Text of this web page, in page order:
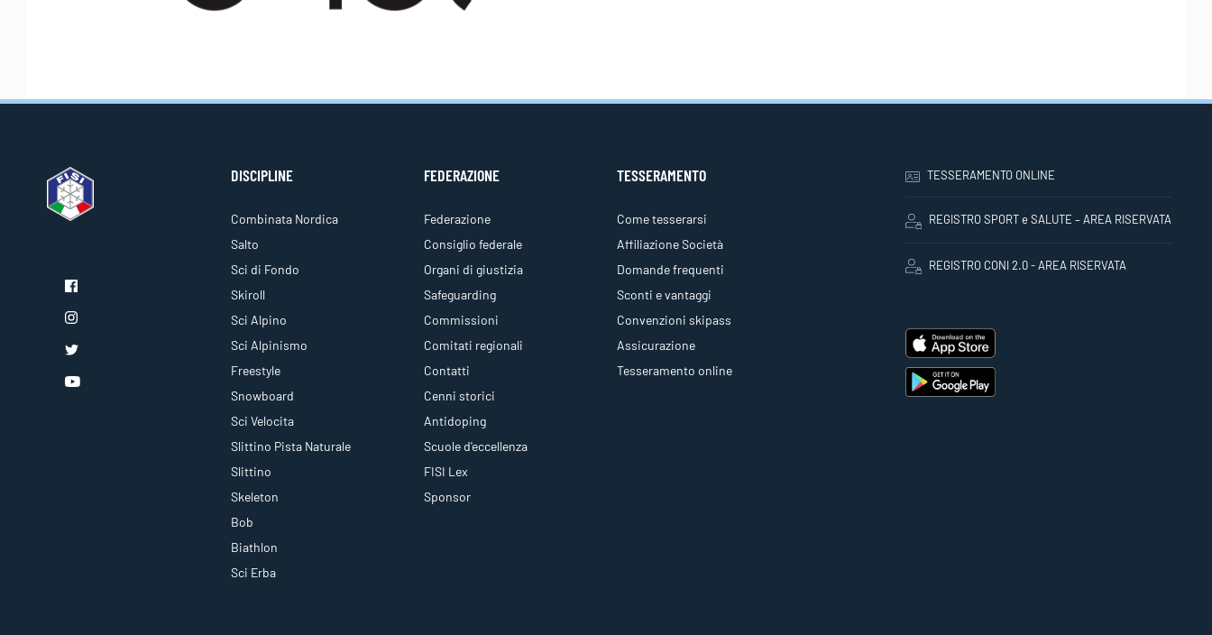
DISCIPLINE
Combinata Nordica
Salto
Sci di Fondo
Skiroll
Sci Alpino
Sci Alpinismo
Freestyle
Snowboard
Sci Velocita
Slittino Pista Naturale
Slittino
Skeleton
Bob
Biathlon
Sci Erba
FEDERAZIONE
Federazione
Consiglio federale
Organi di giustizia
Safeguarding
Commissioni
Comitati regionali
Contatti
Cenni storici
Antidoping
Scuole d'eccellenza
FISI Lex
Sponsor
TESSERAMENTO
Come tesserarsi
Affiliazione Società
Domande frequenti
Sconti e vantaggi
Convenzioni skipass
Assicurazione
Tesseramento online
TESSERAMENTO ONLINE
REGISTRO SPORT e SALUTE – AREA RISERVATA
REGISTRO CONI 2.0 - AREA RISERVATA